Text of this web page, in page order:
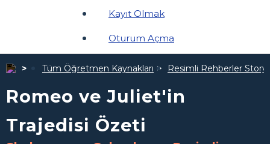
Kayıt Olmak
Oturum Açma
Tüm Öğretmen Kaynakları Resimli Rehberler
Romeo ve Juliet'in
Trajedisi Özeti